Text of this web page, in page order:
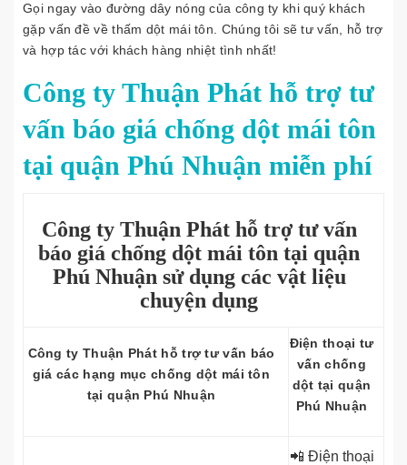
Gọi ngay vào đường dây nóng của công ty khi quý khách
gặp vấn đề về thấm dột mái tôn. Chúng tôi sẽ tư vấn, hỗ trợ
và hợp tác với khách hàng nhiệt tình nhất!
Công ty Thuận Phát hỗ trợ tư
vấn báo giá chống dột mái tôn
tại quận Phú Nhuận miễn phí
Công ty Thuận Phát hỗ trợ tư vấn
báo giá chống dột mái tôn tại quận
Phú Nhuận sử dụng các vật liệu
chuyện dụng
Công ty Thuận Phát hỗ trợ tư vấn báo
giá các hạng mục chống dột mái tôn
tại quận Phú Nhuận
Điện thoại tư
vấn chống
dột tại quận
Phú Nhuận
📲 Điện thoại